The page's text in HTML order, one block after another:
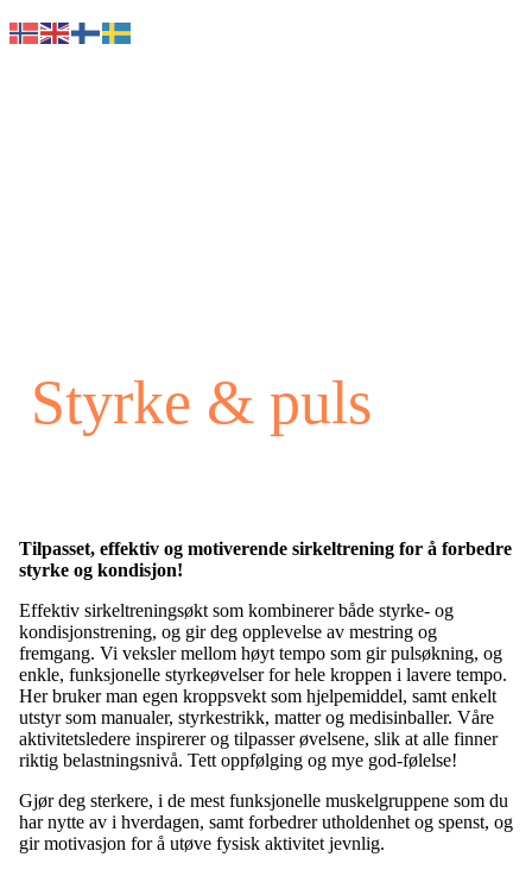
Styrke & puls
Tilpasset, effektiv og motiverende sirkeltrening for å forbedre
styrke og kondisjon!
Effektiv sirkeltreningsøkt som kombinerer både styrke- og
kondisjonstrening, og gir deg opplevelse av mestring og
fremgang. Vi veksler mellom høyt tempo som gir pulsøkning, og
enkle, funksjonelle styrkeøvelser for hele kroppen i lavere tempo.
Her bruker man egen kroppsvekt som hjelpemiddel, samt enkelt
utstyr som manualer, styrkestrikk, matter og medisinballer. Våre
aktivitetsledere inspirerer og tilpasser øvelsene, slik at alle finner
riktig belastningsnivå. Tett oppfølging og mye god-følelse!
Gjør deg sterkere, i de mest funksjonelle muskelgruppene som du
har nytte av i hverdagen, samt forbedrer utholdenhet og spenst, og
gir motivasjon for å utøve fysisk aktivitet jevnlig.